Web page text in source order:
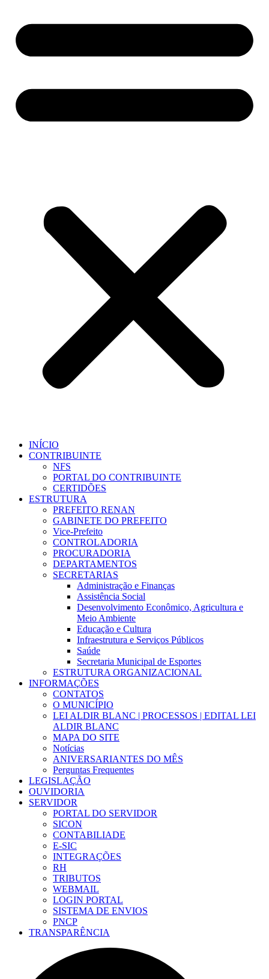
INÍCIO
CONTRIBUINTE
NFS
PORTAL DO CONTRIBUINTE
CERTIDÕES
ESTRUTURA
PREFEITO RENAN
GABINETE DO PREFEITO
Vice-Prefeito
CONTROLADORIA
PROCURADORIA
DEPARTAMENTOS
SECRETARIAS
Administração e Finanças
Assistência Social
Desenvolvimento Econômico, Agricultura e
Meio Ambiente
Educação e Cultura
Infraestrutura e Serviços Públicos
Saúde
Secretaria Municipal de Esportes
ESTRUTURA ORGANIZACIONAL
INFORMAÇÕES
CONTATOS
O MUNICÍPIO
LEI ALDIR BLANC | PROCESSOS | EDITAL LEI
ALDIR BLANC
MAPA DO SITE
Notícias
ANIVERSARIANTES DO MÊS
Perguntas Frequentes
LEGISLAÇÃO
OUVIDORIA
SERVIDOR
PORTAL DO SERVIDOR
SICON
CONTABILIADE
E-SIC
INTEGRAÇÕES
RH
TRIBUTOS
WEBMAIL
LOGIN PORTAL
SISTEMA DE ENVIOS
PNCP
TRANSPARÊNCIA